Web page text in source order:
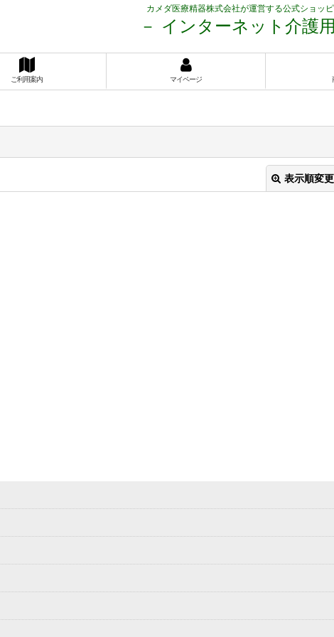
カメダ医療精器株式会社が運営する公式ショッ
－ インターネット介護
ご利用案内 マイページ
表示順変更